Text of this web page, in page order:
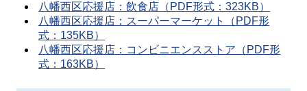
八幡西区応援店：飲食店（PDF形式：323KB）
八幡西区応援店：スーパーマーケット（PDF形
式：135KB）
八幡西区応援店：コンビニエンスストア（PDF形
式：163KB）